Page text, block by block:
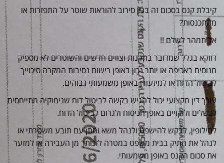
קיבלת קנס בסכום זה בגין סירוב להוראות שוטר על התפזרות או
מהתכנסות?
אל תמהר לשלם !!
דווקא בגלל שמדובר בתקנות וצווים חדשים והשוטרים לא מספיק
מנוסים באכיפה או יותר נכון באופן רישום נסיבות המקרה סיכוייך
לביטול הדוח או למיזעורו באופן משמעותי גבוהים.
עורך דין מקצועי יכול להגיש בקשה לביטול דוח שנימוקיה מתייחסים
לכשלים וליקויים באופן הניסוח ולגרום לביטול הדוח.
לחילופין, לבקש להישפט ולנהל משא ומתן עם תובע משטרתי או
לנהל את התיק בבית משפט במטרה לזכותך מן העבירה או למזער
את סכום הקנס באופן משמעותי.